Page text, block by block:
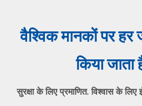
वैश्विक मानकों पर हर
किया जाता
सुरक्षा के लिए प्रमाणित. विश्वास के लिए